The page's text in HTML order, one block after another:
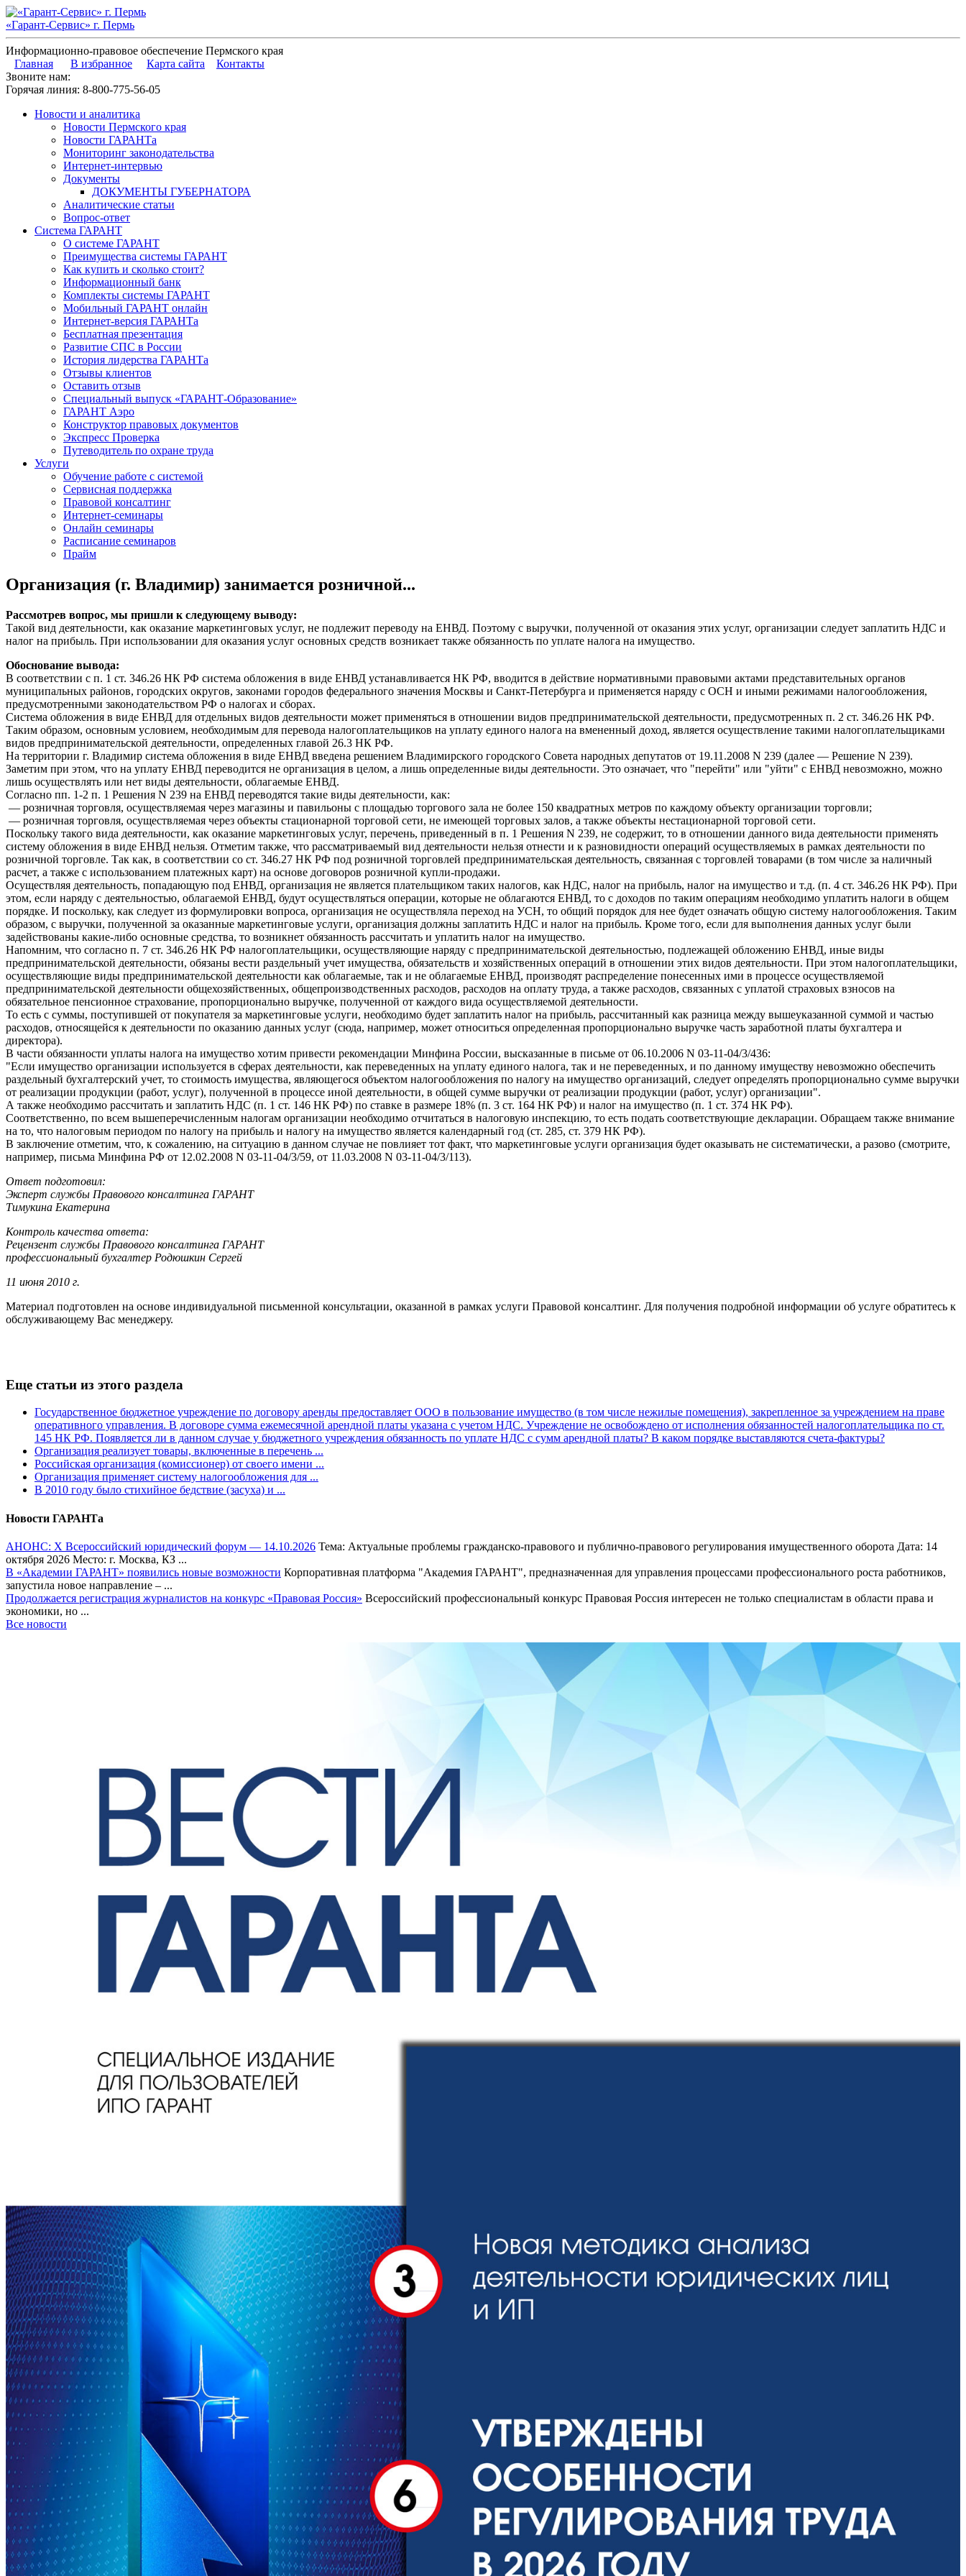
«Гарант-Сервис» г. Пермь
Информационно-правовое обеспечение Пермского края
Главная
В избранное Карта сайта
Контакты
Звоните нам:
Горячая линия: 8-800-775-56-05
Новости и аналитика
Новости Пермского края
Новости ГАРАНТа
Мониторинг законодательства
Интернет-интервью
Документы
ДОКУМЕНТЫ ГУБЕРНАТОРА
Аналитические статьи
Вопрос-ответ
Система ГАРАНТ
О системе ГАРАНТ
Преимущества системы ГАРАНТ
Как купить и сколько стоит?
Информационный банк
Комплекты системы ГАРАНТ
Мобильный ГАРАНТ онлайн
Интернет-версия ГАРАНТа
Бесплатная презентация
Развитие СПС в России
История лидерства ГАРАНТа
Отзывы клиентов
Оставить отзыв
Специальный выпуск «ГАРАНТ-Образование»
ГАРАНТ Аэро
Конструктор правовых документов
Экспресс Проверка
Путеводитель по охране труда
Услуги
Обучение работе с системой
Сервисная поддержка
Правовой консалтинг
Интернет-семинары
Онлайн семинары
Расписание семинаров
Прайм
Организация (г. Владимир) занимается розничной...
Рассмотрев вопрос, мы пришли к следующему выводу:
Такой вид деятельности, как оказание маркетинговых услуг, не подлежит переводу на ЕНВД. Поэтому с выручки, полученной от оказания этих услуг, организации следует заплатить НДС и
налог на прибыль. При использовании для оказания услуг основных средств возникает также обязанность по уплате налога на имущество.
Обоснование вывода:
В соответствии с п. 1 ст. 346.26 НК РФ система обложения в виде ЕНВД устанавливается НК РФ, вводится в действие нормативными правовыми актами представительных органов
муниципальных районов, городских округов, законами городов федерального значения Москвы и Санкт-Петербурга и применяется наряду с ОСН и иными режимами налогообложения,
предусмотренными законодательством РФ о налогах и сборах.
Система обложения в виде ЕНВД для отдельных видов деятельности может применяться в отношении видов предпринимательской деятельности, предусмотренных п. 2 ст. 346.26 НК РФ.
Таким образом, основным условием, необходимым для перевода налогоплательщиков на уплату единого налога на вмененный доход, является осуществление такими налогоплательщиками
видов предпринимательской деятельности, определенных главой 26.3 НК РФ.
На территории г. Владимир система обложения в виде ЕНВД введена решением Владимирского городского Совета народных депутатов от 19.11.2008 N 239 (далее — Решение N 239).
Заметим при этом, что на уплату ЕНВД переводится не организация в целом, а лишь определенные виды деятельности. Это означает, что "перейти" или "уйти" с ЕНВД невозможно, можно
лишь осуществлять или нет виды деятельности, облагаемые ЕНВД.
Согласно пп. 1-2 п. 1 Решения N 239 на ЕНВД переводятся такие виды деятельности, как:
— розничная торговля, осуществляемая через магазины и павильоны с площадью торгового зала не более 150 квадратных метров по каждому объекту организации торговли;
— розничная торговля, осуществляемая через объекты стационарной торговой сети, не имеющей торговых залов, а также объекты нестационарной торговой сети.
Поскольку такого вида деятельности, как оказание маркетинговых услуг, перечень, приведенный в п. 1 Решения N 239, не содержит, то в отношении данного вида деятельности применять
систему обложения в виде ЕНВД нельзя. Отметим также, что рассматриваемый вид деятельности нельзя отнести и к разновидности операций осуществляемых в рамках деятельности по
розничной торговле. Так как, в соответствии со ст. 346.27 НК РФ под розничной торговлей предпринимательская деятельность, связанная с торговлей товарами (в том числе за наличный
расчет, а также с использованием платежных карт) на основе договоров розничной купли-продажи.
Осуществляя деятельность, попадающую под ЕНВД, организация не является плательщиком таких налогов, как НДС, налог на прибыль, налог на имущество и т.д. (п. 4 ст. 346.26 НК РФ). При
этом, если наряду с деятельностью, облагаемой ЕНВД, будут осуществляться операции, которые не облагаются ЕНВД, то с доходов по таким операциям необходимо уплатить налоги в общем
порядке. И поскольку, как следует из формулировки вопроса, организация не осуществляла переход на УСН, то общий порядок для нее будет означать общую систему налогообложения. Таким
образом, с выручки, полученной за оказанные маркетинговые услуги, организация должны заплатить НДС и налог на прибыль. Кроме того, если для выполнения данных услуг были
задействованы какие-либо основные средства, то возникнет обязанность рассчитать и уплатить налог на имущество.
Напомним, что согласно п. 7 ст. 346.26 НК РФ налогоплательщики, осуществляющие наряду с предпринимательской деятельностью, подлежащей обложению ЕНВД, иные виды
предпринимательской деятельности, обязаны вести раздельный учет имущества, обязательств и хозяйственных операций в отношении этих видов деятельности. При этом налогоплательщики,
осуществляющие виды предпринимательской деятельности как облагаемые, так и не облагаемые ЕНВД, производят распределение понесенных ими в процессе осуществляемой
предпринимательской деятельности общехозяйственных, общепроизводственных расходов, расходов на оплату труда, а также расходов, связанных с уплатой страховых взносов на
обязательное пенсионное страхование, пропорционально выручке, полученной от каждого вида осуществляемой деятельности.
То есть с суммы, поступившей от покупателя за маркетинговые услуги, необходимо будет заплатить налог на прибыль, рассчитанный как разница между вышеуказанной суммой и частью
расходов, относящейся к деятельности по оказанию данных услуг (сюда, например, может относиться определенная пропорционально выручке часть заработной платы бухгалтера и
директора).
В части обязанности уплаты налога на имущество хотим привести рекомендации Минфина России, высказанные в письме от 06.10.2006 N 03-11-04/3/436:
"Если имущество организации используется в сферах деятельности, как переведенных на уплату единого налога, так и не переведенных, и по данному имуществу невозможно обеспечить
раздельный бухгалтерский учет, то стоимость имущества, являющегося объектом налогообложения по налогу на имущество организаций, следует определять пропорционально сумме выручки
от реализации продукции (работ, услуг), полученной в процессе иной деятельности, в общей сумме выручки от реализации продукции (работ, услуг) организации".
А также необходимо рассчитать и заплатить НДС (п. 1 ст. 146 НК РФ) по ставке в размере 18% (п. 3 ст. 164 НК РФ) и налог на имущество (п. 1 ст. 374 НК РФ).
Соответственно, по всем вышеперечисленным налогам организации необходимо отчитаться в налоговую инспекцию, то есть подать соответствующие декларации. Обращаем также внимание
на то, что налоговым периодом по налогу на прибыль и налогу на имущество является календарный год (ст. 285, ст. 379 НК РФ).
В заключение отметим, что, к сожалению, на ситуацию в данном случае не повлияет тот факт, что маркетинговые услуги организация будет оказывать не систематически, а разово (смотрите,
например, письма Минфина РФ от 12.02.2008 N 03-11-04/3/59, от 11.03.2008 N 03-11-04/3/113).
Ответ подготовил:
Эксперт службы Правового консалтинга ГАРАНТ
Тимукина Екатерина
Контроль качества ответа:
Рецензент службы Правового консалтинга ГАРАНТ
профессиональный бухгалтер Родюшкин Сергей
11 июня 2010 г.
Материал подготовлен на основе индивидуальной письменной консультации, оказанной в рамках услуги Правовой консалтинг. Для получения подробной информации об услуге обратитесь к
обслуживающему Вас менеджеру.
Еще статьи из этого раздела
Государственное бюджетное учреждение по договору аренды предоставляет ООО в пользование имущество (в том числе нежилые помещения), закрепленное за учреждением на праве
оперативного управления. В договоре сумма ежемесячной арендной платы указана с учетом НДС. Учреждение не освобождено от исполнения обязанностей налогоплательщика по ст.
145 НК РФ. Появляется ли в данном случае у бюджетного учреждения обязанность по уплате НДС с сумм арендной платы? В каком порядке выставляются счета-фактуры?
Организация реализует товары, включенные в перечень ...
Российская организация (комиссионер) от своего имени ...
Организация применяет систему налогообложения для ...
В 2010 году было стихийное бедствие (засуха) и ...
Новости ГАРАНТа
АНОНС: Х Всероссийский юридический форум — 14.10.2026 Тема: Актуальные проблемы гражданско-правового и публично-правового регулирования имущественного оборота Дата: 14
октября 2026 Место: г. Москва, КЗ ...
В «Академии ГАРАНТ» появились новые возможности Корпоративная платформа "Академия ГАРАНТ", предназначенная для управления процессами профессионального роста работников,
запустила новое направление – ...
Продолжается регистрация журналистов на конкурс «Правовая Россия» Всероссийский профессиональный конкурс Правовая Россия интересен не только специалистам в области права и
экономики, но ...
Все новости